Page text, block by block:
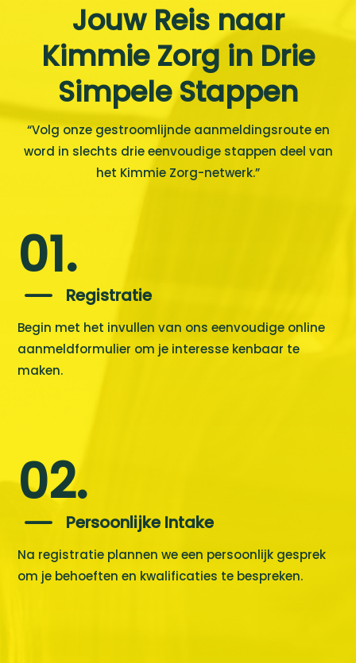
Jouw Reis naar
Kimmie Zorg in Drie
Simpele Stappen
“Volg onze gestroomlijnde aanmeldingsroute en
word in slechts drie eenvoudige stappen deel van
het Kimmie Zorg-netwerk.”
01.
K Registratie
Begin met het invullen van ons eenvoudige online
aanmeldformulier om je interesse kenbaar te
maken.
02.
K Persoonlijke Intake
Na registratie plannen we een persoonlijk gesprek
om je behoeften en kwalificaties te bespreken.